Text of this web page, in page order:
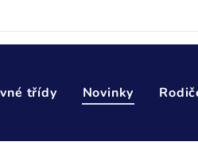
třídy Novinky